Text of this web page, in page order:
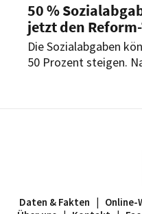
50 %
jetzt den
Die Sozialabgaben
50 Prozent steigen.
Daten & Fakten Online-